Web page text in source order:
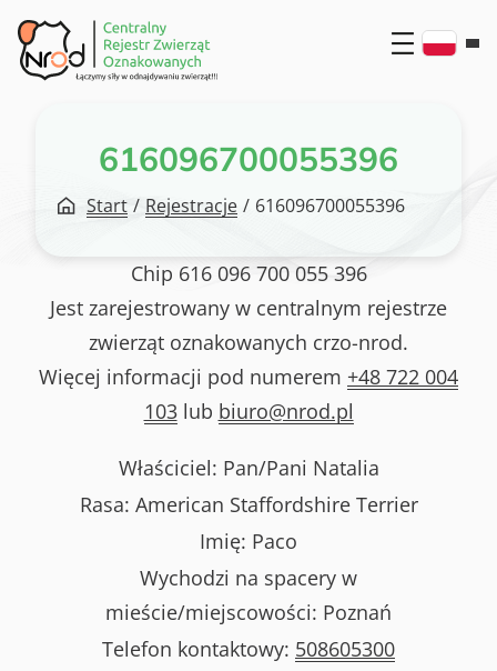
Przejdź
do
treści
616096700055396
Start / Rejestracje / 616096700055396
Chip 616 096 700 055 396
Jest zarejestrowany w centralnym rejestrze
zwierząt oznakowanych crzo-nrod.
Więcej informacji pod numerem +48 722 004
103lub biuro@nrod.pl
Właściciel: Pan/Pani Natalia
Rasa: American Staffordshire Terrier
Imię: Paco
Wychodzi na spacery w
mieście/miejscowości: Poznań
Telefon kontaktowy: 508605300